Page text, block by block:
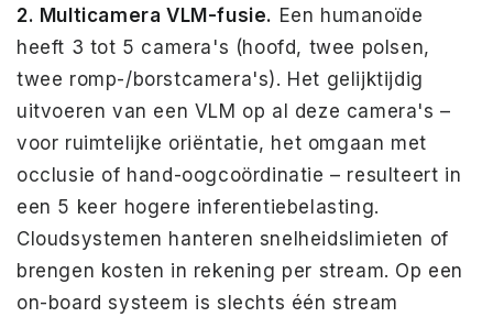
2. Multicamera VLM-fusie. Een humanoïde
heeft 3 tot 5 camera's (hoofd, twee polsen,
twee romp-/borstcamera's). Het gelijktijdig
uitvoeren van een VLM op al deze camera's –
voor ruimtelijke oriëntatie, het omgaan met
occlusie of hand-oogcoördinatie – resulteert in
een 5 keer hogere inferentiebelasting.
Cloudsystemen hanteren snelheidslimieten of
brengen kosten in rekening per stream. Op een
on-board systeem is slechts één stream